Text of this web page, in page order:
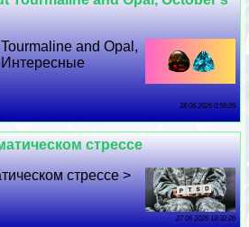
and Opal,
Интересные
28 06 2026 0:59:26
стрессе
стрессе >
27 06 2026 18:32:26